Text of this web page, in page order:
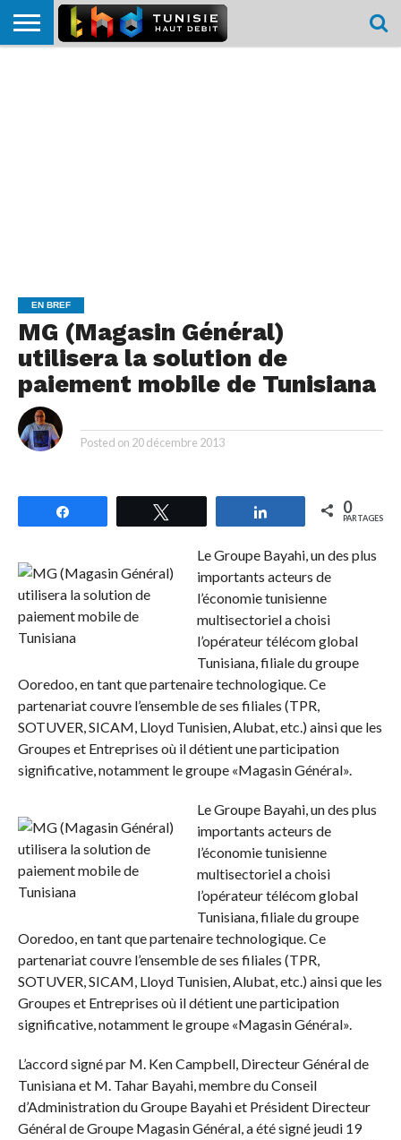
EN BREF
MG (Magasin Général)
utilisera la solution de
paiement mobile de Tunisiana
Posted on 20 décembre 2013
Partagez 0
PARTAGES
Le Groupe Bayahi, un des plus
importants acteurs de
l’économie tunisienne
multisectoriel a choisi
l’opérateur télécom global
Tunisiana, filiale du groupe
Ooredoo, en tant que partenaire technologique. Ce
partenariat couvre l’ensemble de ses filiales (TPR,
SOTUVER, SICAM, Lloyd Tunisien, Alubat, etc.) ainsi que les
Groupes et Entreprises où il détient une participation
significative, notamment le groupe «Magasin Général».
Le Groupe Bayahi, un des plus
importants acteurs de
l’économie tunisienne
multisectoriel a choisi
l’opérateur télécom global
Tunisiana, filiale du groupe
Ooredoo, en tant que partenaire technologique. Ce
partenariat couvre l’ensemble de ses filiales (TPR,
SOTUVER, SICAM, Lloyd Tunisien, Alubat, etc.) ainsi que les
Groupes et Entreprises où il détient une participation
significative, notamment le groupe «Magasin Général».
L’accord signé par M. Ken Campbell, Directeur Général de
Tunisiana et M. Tahar Bayahi, membre du Conseil
d’Administration du Groupe Bayahi et Président Directeur
Général de Groupe Magasin Général, a été signé jeudi 19